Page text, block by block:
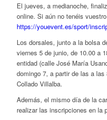
El jueves, a medianoche,
online. Si aún no tenéis
https://youevent.es/sport/
Los dorsales, junto a la bolsa
viernes 5 de junio, de 10.00 a
entidad (calle José María
domingo 7, a partir de las a
Collado Villalba.
Además, el mismo día de la
realizar las inscripciones en la